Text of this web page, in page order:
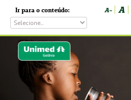
Ir para o conteúdo: A- A